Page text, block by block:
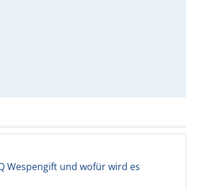
Wespengift und wofür wird es